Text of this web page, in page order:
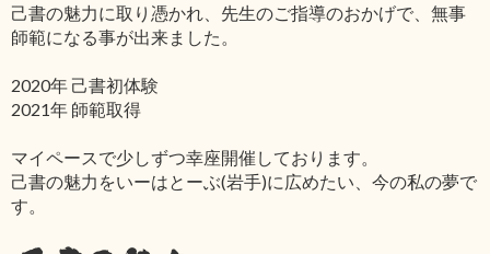
己書の魅力に取り憑かれ、先生のご指導のおかげで、無事
師範になる事が出来ました。
2020年 己書初体験
2021年 師範取得
マイペースで少しずつ幸座開催しております。
己書の魅力をいーはとーぶ(岩手)に広めたい、今の私の夢で
す。